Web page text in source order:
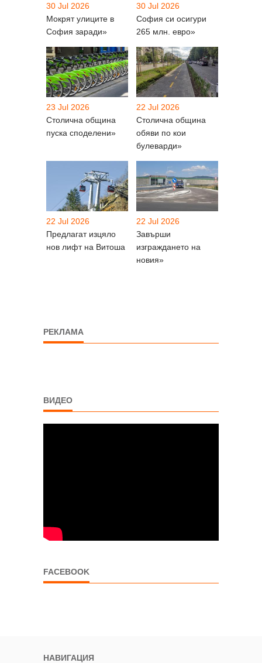
30 Jul 2026
Мокрят улиците в
София заради»
30 Jul 2026
София си осигури
265 млн. евро»
23 Jul 2026
Столична община
пуска споделени»
22 Jul 2026
Столична община
обяви по кои
булеварди»
22 Jul 2026
Предлагат изцяло
нов лифт на Витоша
22 Jul 2026
Завърши
изграждането на
новия»
РЕКЛАМА
ВИДЕО
FACEBOOK
НАВИГАЦИЯ